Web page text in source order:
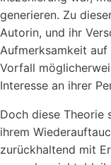
generieren. Zu
Autorin, und ihr
Aufmerksamkeit auf
Vorfall
Interesse an ihrer
Doch diese Theorie
ihrem
zurückhaltend mit